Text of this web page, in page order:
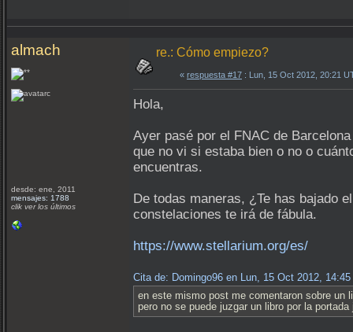
almach
desde: ene, 2011
mensajes: 1788
clik ver los últimos
re.: Cómo empiezo?
« respuesta #17 : Lun, 15 Oct 2012, 20:21
Hola,
Ayer pasé por el FNAC de
que no vi si estaba bien o no o
encuentras.
De todas maneras, ¿Te has bajado
constelaciones te irá de fábula.
https://www.stellarium.org/es/
Cita de: Domingo96 en Lun, 15 Oct 2012, 14:45
en este mismo post me comentaron sobre un
pero no se puede juzgar un libro por la portada